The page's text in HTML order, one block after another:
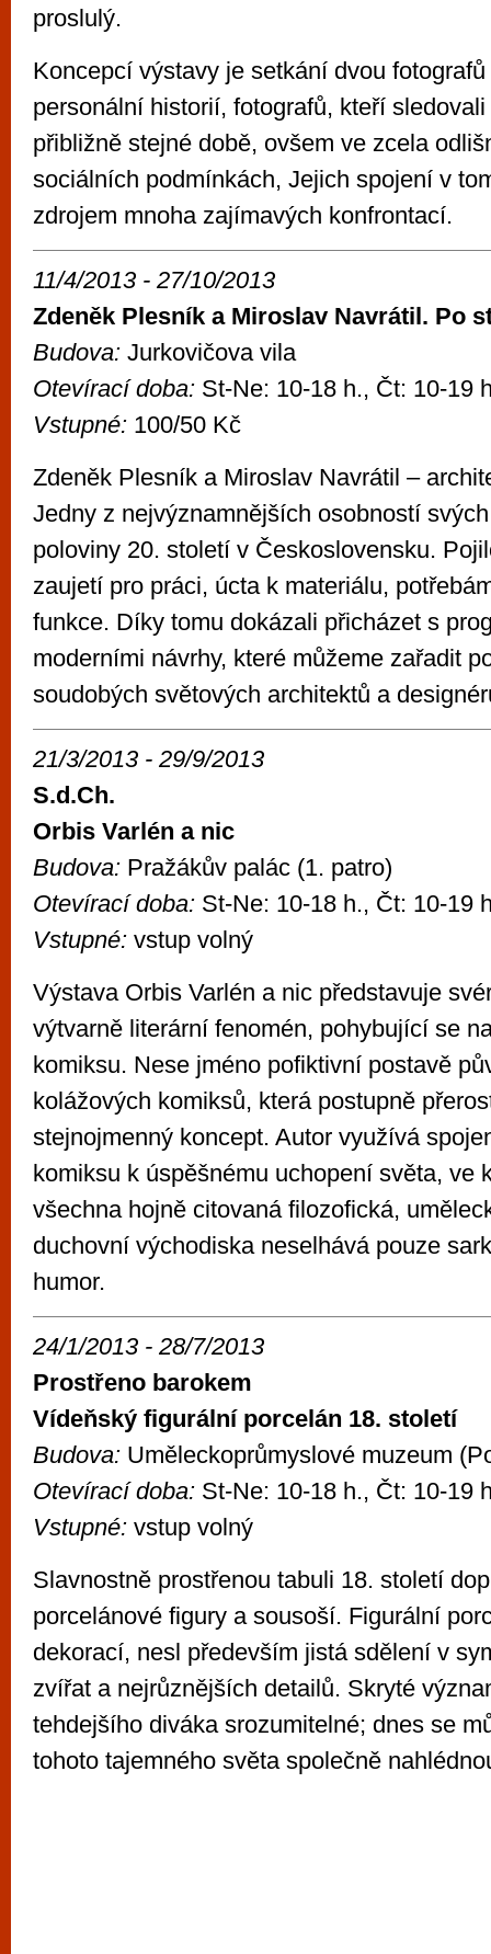
proslulý.
Koncepcí výstavy je setkání dvou
personální historií, fotografů, kteří
přibližně stejné době, ovšem ve zcela
sociálních podmínkách, Jejich spojení v
zdrojem mnoha zajímavých konfrontací.
11/4/2013 - 27/10/2013
Zdeněk Plesník a Miroslav Navrátil. Po
Budova: Jurkovičova vila
Otevírací doba: St-Ne: 10-18 h., Čt: 10-19
Vstupné: 100/50 Kč
Zdeněk Plesník a Miroslav Navrátil –
Jedny z nejvýznamnějších osobností
poloviny 20. století v Československu.
zaujetí pro práci, úcta k materiálu,
funkce. Díky tomu dokázali přicházet s
moderními návrhy, které můžeme zařadit
soudobých světových architektů a
21/3/2013 - 29/9/2013
S.d.Ch.
Orbis Varlén a nic
Budova: Pražákův palác (1. patro)
Otevírací doba: St-Ne: 10-18 h., Čt: 10-19
Vstupné: vstup volný
Výstava Orbis Varlén a nic představuje
výtvarně literární fenomén, pohybující se
komiksu. Nese jméno pofiktivní postavě
kolážových komiksů, která postupně
stejnojmenný koncept. Autor využívá
komiksu k úspěšnému uchopení světa, ve
všechna hojně citovaná filozofická,
duchovní východiska neselhává pouze
humor.
24/1/2013 - 28/7/2013
Prostřeno barokem
Vídeňský figurální porcelán 18. století
Budova: Uměleckoprůmyslové muzeum
Otevírací doba: St-Ne: 10-18 h., Čt: 10-19
Vstupné: vstup volný
Slavnostně prostřenou tabuli 18. století
porcelánové figury a sousoší. Figurální
dekorací, nesl především jistá sdělení v
zvířat a nejrůznějších detailů. Skryté
tehdejšího diváka srozumitelné; dnes se
tohoto tajemného světa společně